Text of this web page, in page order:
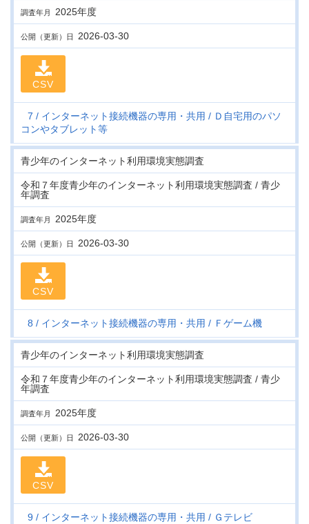
調査年月 2025年度
公開（更新）日 2026-03-30
CSV
7 インターネット接続機器の専用・共用
Ｄ自宅用のパソ
コンやタブレット等
青少年のインターネット利用環境実態調査
令和７年度青少年のインターネット利用環境実態調査 / 青少
年調査
調査年月 2025年度
公開（更新）日 2026-03-30
CSV
8 インターネット接続機器の専用・共用 Ｆゲーム機
青少年のインターネット利用環境実態調査
令和７年度青少年のインターネット利用環境実態調査 / 青少
年調査
調査年月 2025年度
公開（更新）日 2026-03-30
CSV
9 インターネット接続機器の専用・共用 Ｇテレビ